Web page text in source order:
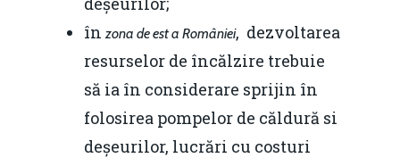
înzona de est a României, dezvoltarea
resurselor de încălzire trebuie
să ia în considerare sprijin în
folosirea pompelor de căldură si
deșeurilor, lucrări cu costuri
Decembrie 2015
Mai 2015
Martie 2015
Energia
Construcții și
pentru o Românie